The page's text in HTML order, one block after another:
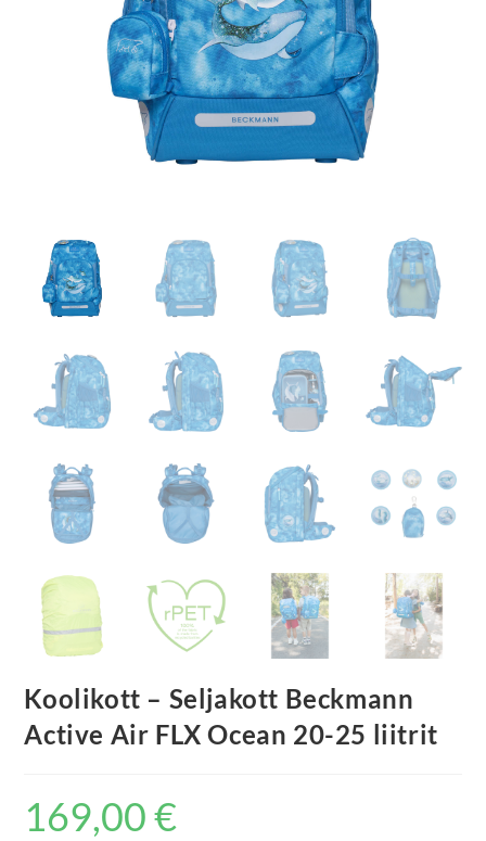
Koolikott – Seljakott Beckmann
Active Air FLX Ocean 20-25 liitrit
169,00€